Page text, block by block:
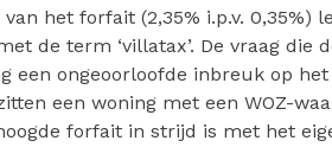
het forfait (2,35% i.p.v. 0,35%)
de term ‘villatax’. De vraag die
een ongeoorloofde inbreuk op
een woning met een WOZ-
forfait in strijd is met het